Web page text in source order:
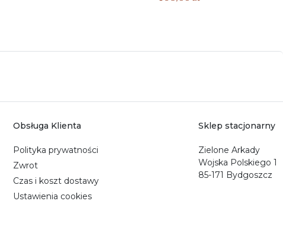
Obsługa Klienta
Polityka prywatności
Zwrot
Czas i koszt dostawy
Ustawienia cookies
Sklep stacjonarny
Zielone Arkady
Wojska Polskiego 1
85-171 Bydgoszcz